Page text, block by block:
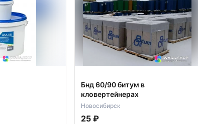
Бнд 60/90 битум в
кловертейнерах
Новосибирск
25 ₽